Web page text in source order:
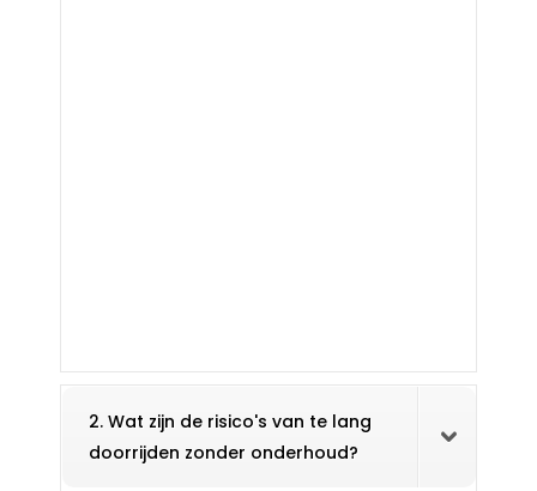
2. Wat zijn de risico's van te lang
doorrijden zonder onderhoud?